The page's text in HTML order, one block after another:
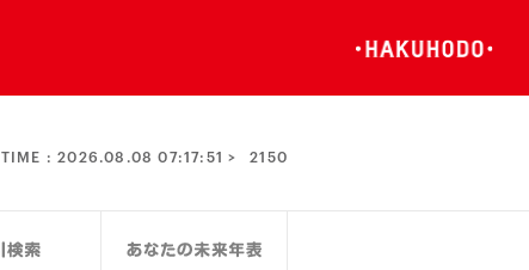
TIME :2026.08.08 07:17:51 > 2150